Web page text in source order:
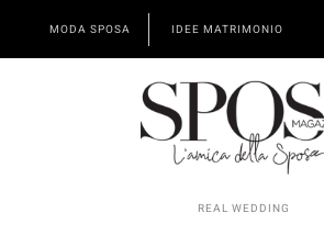
MODA SPOSA IDEE MATRIMONIO
REAL WEDDING